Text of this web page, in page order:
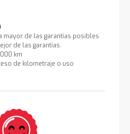
mayor de las garantías posibles
de las garantías.
km
de kilometraje o uso